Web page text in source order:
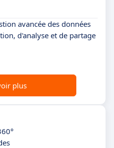
avancée des données
d'analyse et de partage
plus